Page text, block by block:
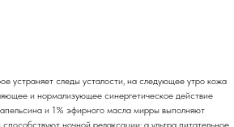
устраняет следы усталости, на следующее утро кожа
и нормализующее синергетическое действие
и 1% эфирного масла мирры выполняют
ночной релаксации; а ультра питательное